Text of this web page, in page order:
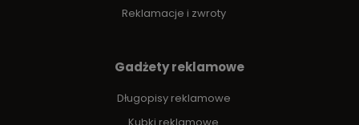
Reklamacje i zwroty
Gadżety reklamowe
Długopisy reklamowe